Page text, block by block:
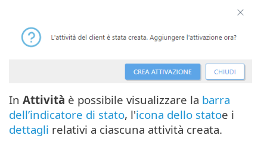
In Attività è possibile visualizzare la barra
dell’indicatore di stato, l'icona dello statoe i
dettagli relativi a ciascuna attività creata.